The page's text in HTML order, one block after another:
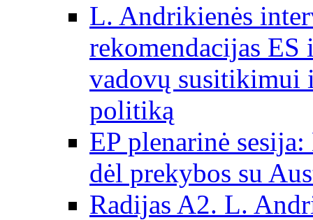
L. Andrikienės
rekomendacijas
vadovų susitikimui
politiką
EP plenarinė
dėl prekybos su
Radijas A2. L.